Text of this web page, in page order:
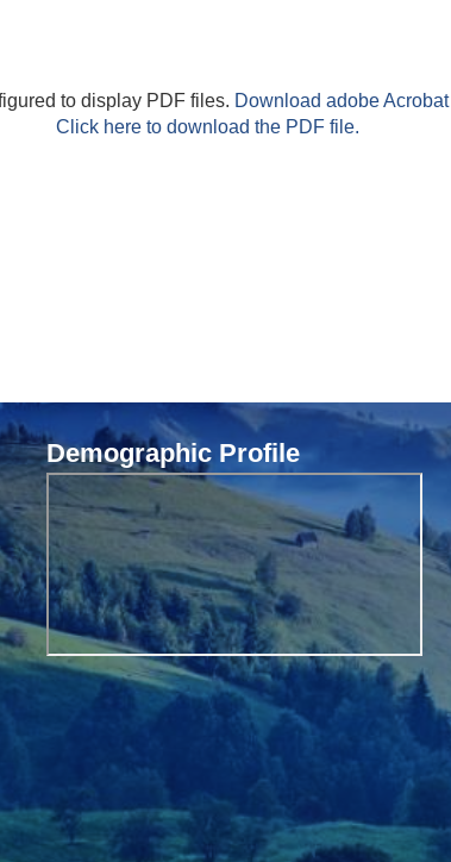
to display PDF files. Download adobe Acrobat
Click here to download the PDF file.
Demographic Profile